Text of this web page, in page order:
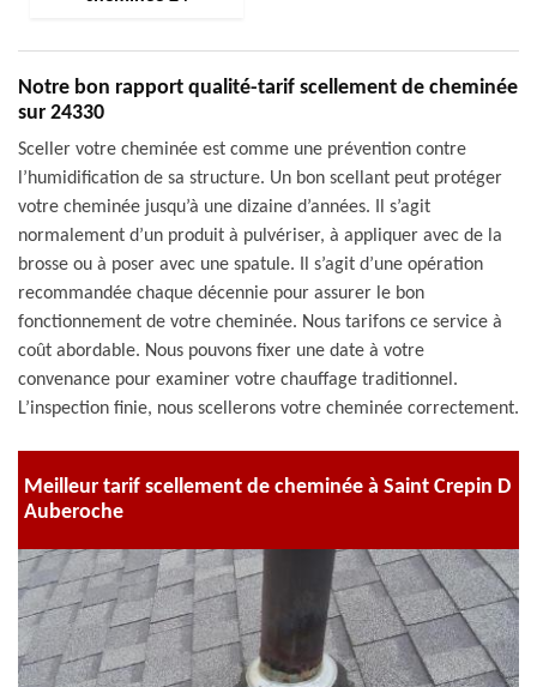
Notre bon rapport qualité-tarif scellement de cheminée
sur 24330
Sceller votre cheminée est comme une prévention contre
l’humidification de sa structure. Un bon scellant peut protéger
votre cheminée jusqu’à une dizaine d’années. Il s’agit
normalement d’un produit à pulvériser, à appliquer avec de la
brosse ou à poser avec une spatule. Il s’agit d’une opération
recommandée chaque décennie pour assurer le bon
fonctionnement de votre cheminée. Nous tarifons ce service à
coût abordable. Nous pouvons fixer une date à votre
convenance pour examiner votre chauffage traditionnel.
L’inspection finie, nous scellerons votre cheminée correctement.
Meilleur tarif scellement de cheminée à Saint Crepin D
Auberoche